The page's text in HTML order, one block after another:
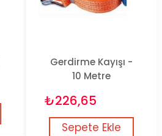
Gerdirme Kayışı -
10 Metre
₺226,65
Sepete Ekle